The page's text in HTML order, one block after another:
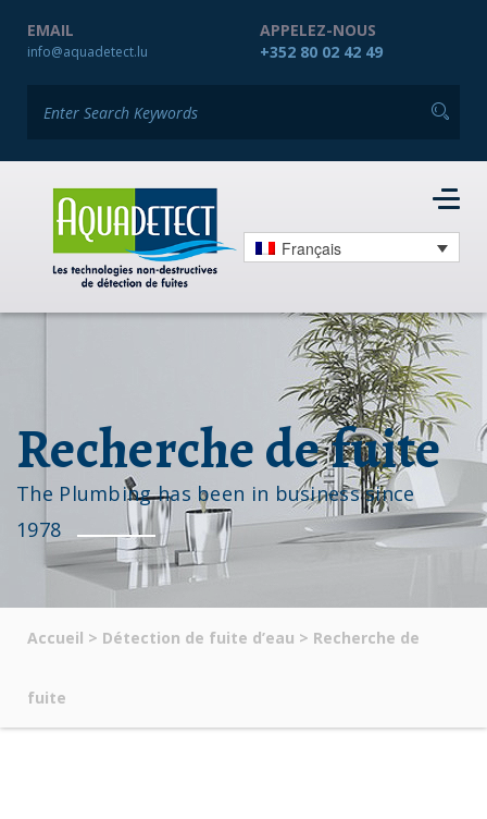
EMAIL
info@aquadetect.lu
APPELEZ-NOUS
+352 80 02 42 49
Français
Recherche de fuite
The Plumbing has been in business since
1978
Accueil > Détection de fuite d’eau > Recherche de
fuite